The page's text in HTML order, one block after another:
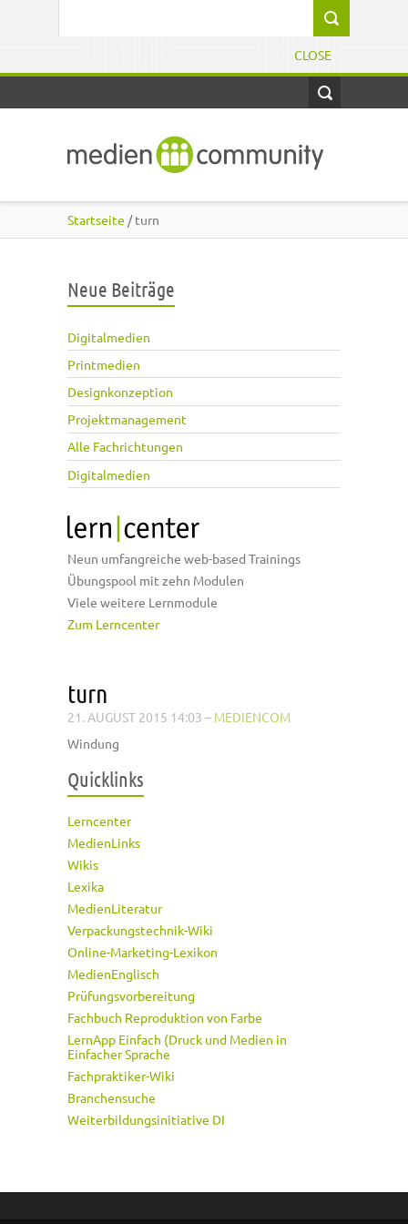
CLOSE
Startseite / turn
Neue Beiträge
Digitalmedien
Printmedien
Designkonzeption
Projektmanagement
Alle Fachrichtungen
Digitalmedien
Neun umfangreiche web-based Trainings
Übungspool mit zehn Modulen
Viele weitere Lernmodule
Zum Lerncenter
turn
21. AUGUST 2015 14:03 – MEDIENCOM
Windung
Quicklinks
Lerncenter
MedienLinks
Wikis
Lexika
MedienLiteratur
Verpackungstechnik-Wiki
Online-Marketing-Lexikon
MedienEnglisch
Prüfungsvorbereitung
Fachbuch Reproduktion von Farbe
LernApp Einfach (Druck und Medien in
Einfacher Sprache
Fachpraktiker-Wiki
Branchensuche
Weiterbildungsinitiative DI